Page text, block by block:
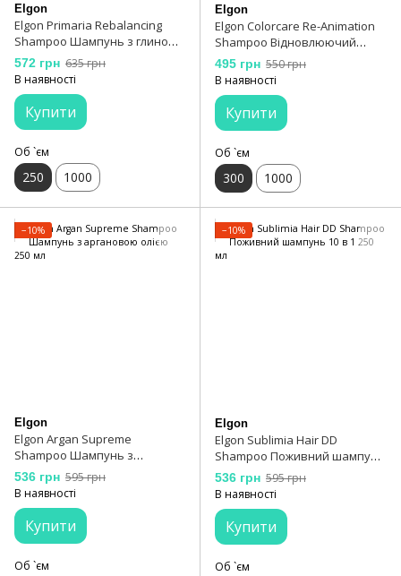
Elgon
Elgon Primaria Rebalancing
Shampoo Шампунь з глиною
для жирної шкіри голови 250
мл
572 грн 635 грн
В наявності
Купити
Об `єм
250 1000
Elgon
Elgon Colorcare Re-Animation
Shampoо Відновлюючий
шампунь для пошкодженого
волосся 300 мл
495 грн 550 грн
В наявності
Купити
Об `єм
300 1000
−10%
Elgon
Elgon Argan Supreme
Shampoo Шампунь з
аргановою олією 250 мл
536 грн 595 грн
В наявності
Купити
Об `єм
−10%
Elgon
Elgon Sublimia Hair DD
Shampoo Поживний шампунь
10 в 1 250 мл
536 грн 595 грн
В наявності
Купити
Об `єм